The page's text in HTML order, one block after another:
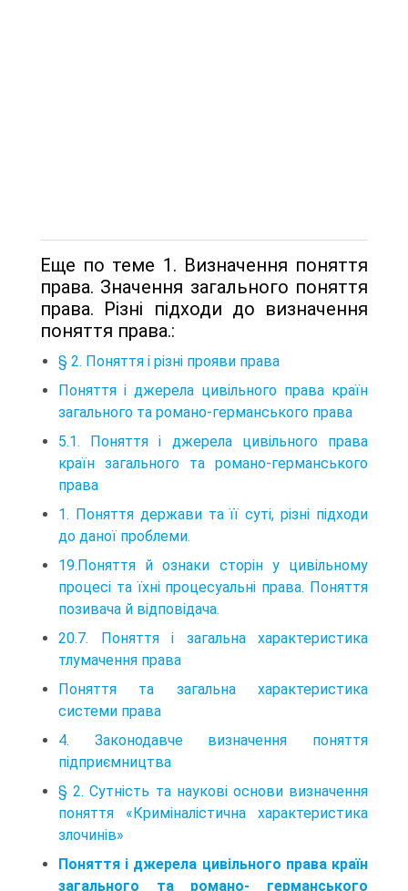
Еще по теме 1. Визначення поняття
права. Значення загального поняття
права. Різні підходи до визначення
поняття права.:
§ 2. Поняття і різні прояви права
Поняття і джерела цивільного права країн
загального та романо-германського права
5.1. Поняття і джерела цивільного права
країн загального та романо-германського
права
1. Поняття держави та її суті, різні підходи
до даної проблеми.
19.Поняття й ознаки сторін у цивільному
процесі та їхні процесуальні права. Поняття
позивача й відповідача.
20.7. Поняття і загальна характеристика
тлумачення права
Поняття та загальна характеристика
системи права
4. Законодавче визначення поняття
підприємництва
§ 2. Сутність та наукові основи визначення
поняття «Криміналістична характеристика
злочинів»
Поняття і джерела цивільного права країн
загального та романо- германського